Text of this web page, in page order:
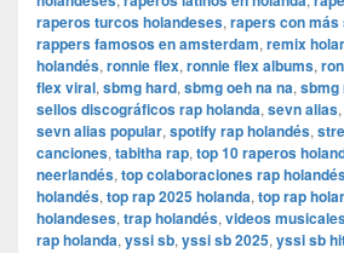
raperos turcos holandeses, rapers con más
rappers famosos en amsterdam, remix
holandés, ronnie flex, ronnie flex albums,
flex viral, sbmg hard, sbmg oeh na na, sbmg
sellos discográficos rap holanda, sevn alias,
sevn alias popular, spotify rap holandés,
canciones, tabitha rap, top 10 raperos
neerlandés, top colaboraciones rap
holandés, top rap 2025 holanda, top rap
holandeses, trap holandés, videos
rap holanda, yssi sb, yssi sb 2025, yssi sb